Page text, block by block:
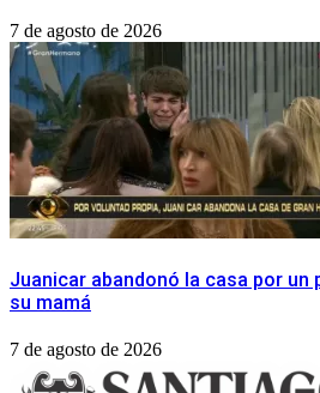
7 de agosto de 2026
Juanicar abandonó la casa por un
su mamá
7 de agosto de 2026